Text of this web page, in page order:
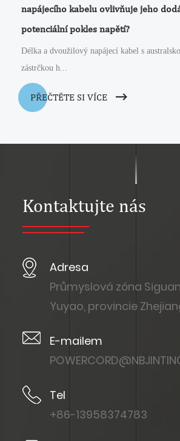
napájecího kabelu ovlivňuje jeho
potenciální pokles napětí?
Délka a dvoužilový napájecí kabel s
zástrčkou h...
PŘEČTĚTE SI VÍCE
Kontaktujte nás
Adresa
Průmyslová zóna
Yuyao, provincie
E-mailem
Tel
+86-13958374783